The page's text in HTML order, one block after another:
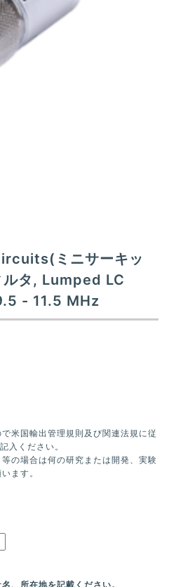
t
i
n
ミニサーキッ
ルタ, Lumped LC
- 11.5 MHz
米国輸出管理規則及び関連法規に従
入ください。
の場合は何の研究または開発、実験
ます。
、所在地を記載ください。